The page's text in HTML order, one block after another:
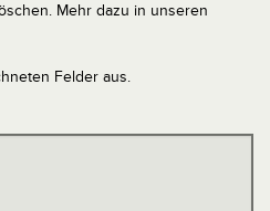
Mehr dazu in unseren
Felder aus.